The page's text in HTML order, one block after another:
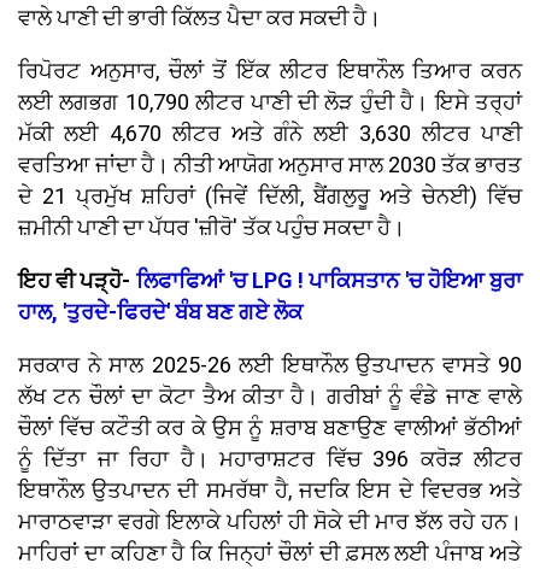
ਵਾਲੇ ਪਾਣੀ ਦੀ ਭਾਰੀ ਕਿੱਲਤ ਪੈਦਾ ਕਰ ਸਕਦੀ ਹੈ।
ਰਿਪੋਰਟ ਅਨੁਸਾਰ, ਚੌਲਾਂ ਤੋਂ ਇੱਕ ਲੀਟਰ ਇਥਾਨੌਲ ਤਿਆਰ ਕਰਨ
ਲਈ ਲਗਭਗ 10,790 ਲੀਟਰ ਪਾਣੀ ਦੀ ਲੋੜ ਹੁੰਦੀ ਹੈ। ਇਸੇ ਤਰ੍ਹਾਂ
ਮੱਕੀ ਲਈ 4,670 ਲੀਟਰ ਅਤੇ ਗੰਨੇ ਲਈ 3,630 ਲੀਟਰ ਪਾਣੀ
ਵਰਤਿਆ ਜਾਂਦਾ ਹੈ। ਨੀਤੀ ਆਯੋਗ ਅਨੁਸਾਰ ਸਾਲ 2030 ਤੱਕ ਭਾਰਤ
ਦੇ 21 ਪ੍ਰਮੁੱਖ ਸ਼ਹਿਰਾਂ (ਜਿਵੇਂ ਦਿੱਲੀ, ਬੈਂਗਲੁਰੂ ਅਤੇ ਚੇਨਈ) ਵਿੱਚ
ਜ਼ਮੀਨੀ ਪਾਣੀ ਦਾ ਪੱਧਰ 'ਜ਼ੀਰੋ' ਤੱਕ ਪਹੁੰਚ ਸਕਦਾ ਹੈ।
ਇਹ ਵੀ ਪੜ੍ਹੋ-ਲਿਫਾਫਿਆਂ 'ਚ LPG ! ਪਾਕਿਸਤਾਨ 'ਚ ਹੋਇਆ ਬੁਰਾ
ਹਾਲ, 'ਤੁਰਦੇ-ਫਿਰਦੇ' ਬੰਬ ਬਣ ਗਏ ਲੋਕ
ਸਰਕਾਰ ਨੇ ਸਾਲ 2025-26 ਲਈ ਇਥਾਨੌਲ ਉਤਪਾਦਨ ਵਾਸਤੇ 90
ਲੱਖ ਟਨ ਚੌਲਾਂ ਦਾ ਕੋਟਾ ਤੈਅ ਕੀਤਾ ਹੈ। ਗਰੀਬਾਂ ਨੂੰ ਵੰਡੇ ਜਾਣ ਵਾਲੇ
ਚੌਲਾਂ ਵਿੱਚ ਕਟੌਤੀ ਕਰ ਕੇ ਉਸ ਨੂੰ ਸ਼ਰਾਬ ਬਣਾਉਣ ਵਾਲੀਆਂ ਭੱਠੀਆਂ
ਨੂੰ ਦਿੱਤਾ ਜਾ ਰਿਹਾ ਹੈ। ਮਹਾਰਾਸ਼ਟਰ ਵਿੱਚ 396 ਕਰੋੜ ਲੀਟਰ
ਇਥਾਨੌਲ ਉਤਪਾਦਨ ਦੀ ਸਮਰੱਥਾ ਹੈ, ਜਦਕਿ ਇਸ ਦੇ ਵਿਦਰਭ ਅਤੇ
ਮਾਰਾਠਵਾੜਾ ਵਰਗੇ ਇਲਾਕੇ ਪਹਿਲਾਂ ਹੀ ਸੋਕੇ ਦੀ ਮਾਰ ਝੱਲ ਰਹੇ ਹਨ।
ਮਾਹਿਰਾਂ ਦਾ ਕਹਿਣਾ ਹੈ ਕਿ ਜਿਨ੍ਹਾਂ ਚੌਲਾਂ ਦੀ ਫ਼ਸਲ ਲਈ ਪੰਜਾਬ ਅਤੇ